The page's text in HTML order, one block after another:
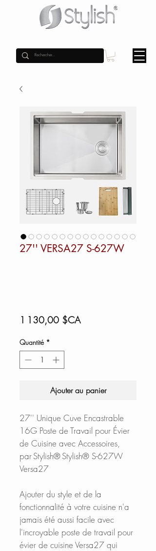
27'' VERSA27 S-627W
1 130,00 $CAPrix
Quantité *
Ajouter au panier
27'' Unique Cuve Encastrable
16G Poste de Travail pour Évier
de Cuisine avec Accessoires,
par Stylish® Stylish® S-627W
Versa27
Ajouter du style et de la
fonctionnalité à votre cuisine n'a
jamais été aussi facile avec
l'incroyable poste de travail pour
évier de cuisine Versa27 qui